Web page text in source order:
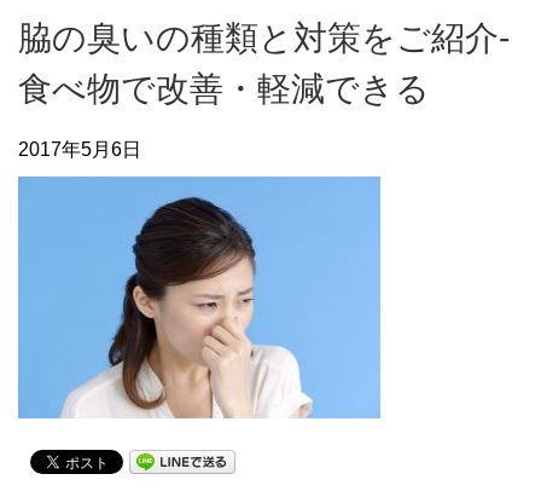
脇の臭いの種類と対策をご紹介-
食べ物で改善・軽減できる
2017年5月6日